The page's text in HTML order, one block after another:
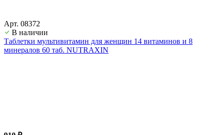
Арт. 08372
В наличии
Таблетки мультивитамин для женщин 14 витаминов и 8
минералов 60 таб. NUTRAXIN